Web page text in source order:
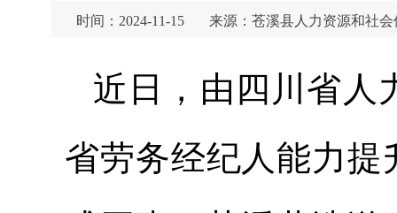
时间：2024-11-15 来源：苍溪县人力资源和社会
近日，由四川省人
省劳务经纪人能力提